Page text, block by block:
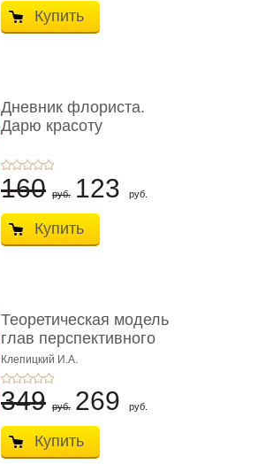
Купить
Дневник флориста.
Дарю красоту
160 руб. 123 руб.
Купить
Теоретическая модель
глав перспективного
УК о ...
Клепицкий И.А.
349 руб. 269 руб.
Купить